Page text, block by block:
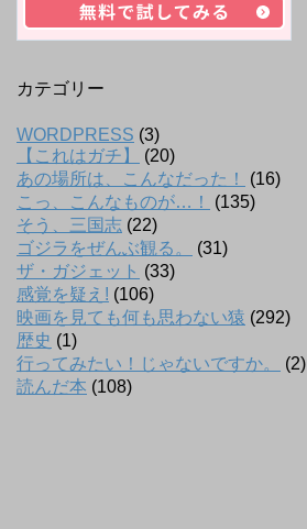
カテゴリー
WORDPRESS (3)
【これはガチ】
(20)
あの場所は、こんなだった！
(16)
こっ、こんなものが…！
(135)
そう、三国志 (22)
ゴジラをぜんぶ観る。
(31)
ザ・ガジェット (33)
感覚を疑え! (106)
映画を見ても何も思わない猿 (292)
歴史 (1)
行ってみたい！じゃないですか。
(2)
読んだ本 (108)